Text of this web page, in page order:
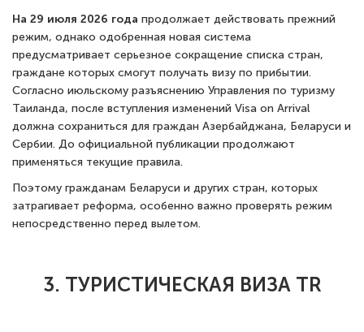
На 29 июля 2026 года продолжает действовать прежний
режим, однако одобренная новая система
предусматривает серьезное сокращение списка стран,
граждане которых смогут получать визу по прибытии.
Согласно июльскому разъяснению Управления по туризму
Таиланда, после вступления изменений Visa on Arrival
должна сохраниться для граждан Азербайджана, Беларуси и
Сербии. До официальной публикации продолжают
применяться текущие правила.
Поэтому гражданам Беларуси и других стран, которых
затрагивает реформа, особенно важно проверять режим
непосредственно перед вылетом.
3. ТУРИСТИЧЕСКАЯ ВИЗА TR